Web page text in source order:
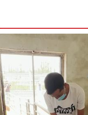
教育援疆 让